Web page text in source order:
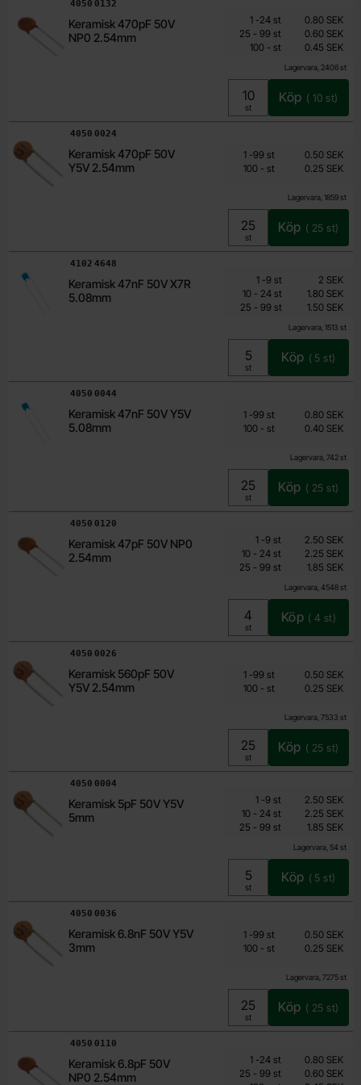
Keramisk 470pF 50V
NP0 2.54mm
Art. nr
4050 0132
Lagervara, 2406 st
Från
0.45 SEK
Inklusive 25% moms
Enhet:
st
Köp ( 10 st)
Mängdrabatt
Pris /st
1 -till
24 st
0.80 SEK
25 - till
99 st
0.60 SEK
100 - till
st 0.45 SEK
Keramisk 470pF 50V
Y5V 2.54mm
Art. nr
4050 0024
Lagervara, 1859 st
0.25 SEK
Enhet:
st
Köp ( 25 st)
Mängdrabatt
Antal Pris /st
1 -till
99 st
0.50 SEK
100 - till
st 0.25 SEK
Keramisk 47nF 50V X7R
5.08mm
Art. nr
4102 4648
Lagervara, 1513 st
Från
1.20 SEK
Inklusive 25% moms
Enhet:
st
Köp ( 5 st)
Mängdrabatt
Pris /st
1 -till
9 st
2 SEK
10 - till
24 st
1.80 SEK
25 - till
99 st 1.50 SEK
Keramisk 47nF 50V Y5V
5.08mm
Art. nr
4050 0044
Lagervara, 742 st
0.40 SEK
Enhet:
st
Köp ( 25 st)
Mängdrabatt
Antal Pris /st
1 -till
99 st
0.80 SEK
100 - till
st 0.40 SEK
Keramisk 47pF 50V NP0
2.54mm
Art. nr
4050 0120
Lagervara, 4548 st
Från
1.50 SEK
Inklusive 25% moms
Enhet:
st
Köp ( 4 st)
Mängdrabatt
Pris /st
1 -till
9 st
2.50 SEK
10 - till
24 st
2.25 SEK
25 - till
99 st 1.85 SEK
Keramisk 560pF 50V
Y5V 2.54mm
Art. nr
4050 0026
Lagervara, 7533 st
0.25 SEK
Enhet:
st
Köp ( 25 st)
Mängdrabatt
Antal Pris /st
1 -till
99 st
0.50 SEK
100 - till
st 0.25 SEK
Keramisk 5pF 50V Y5V
5mm
Art. nr
4050 0004
Lagervara, 54 st
Från
1.50 SEK
Inklusive 25% moms
Enhet:
st
Köp ( 5 st)
Mängdrabatt
Pris /st
1 -till
9 st
2.50 SEK
10 - till
24 st
2.25 SEK
25 - till
99 st 1.85 SEK
Keramisk 6.8nF 50V Y5V
3mm
Art. nr
4050 0036
Lagervara, 7275 st
0.25 SEK
Enhet:
st
Köp ( 25 st)
Mängdrabatt
Antal Pris /st
1 -till
99 st
0.50 SEK
100 - till
st 0.25 SEK
Keramisk 6.8pF 50V
NP0 2.54mm
Art. nr
4050 0110
Från
0.45 SEK
Mängdrabatt
Pris /st
1 -till
24 st
0.80 SEK
25 - till
99 st
0.60 SEK